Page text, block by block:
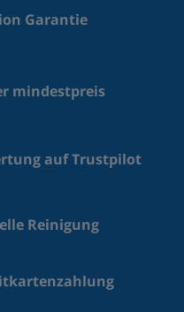
Garantie
mindestpreis
auf Trustpilot
Reinigung